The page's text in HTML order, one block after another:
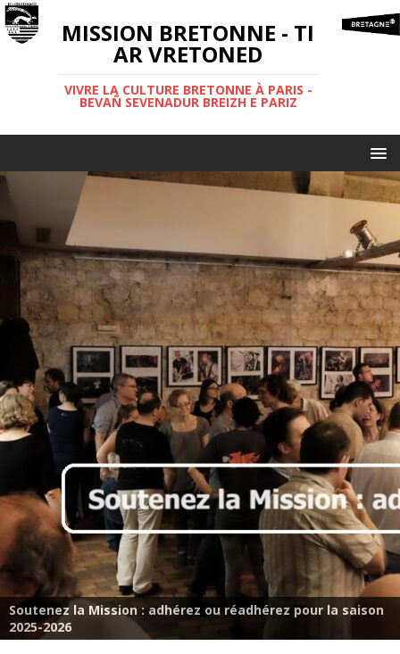
MISSION BRETONNE - TI
AR VRETONED
VIVRE LA CULTURE BRETONNE À PARIS -
BEVAÑ SEVENADUR BREIZH E PARIZ
Soutenez la Mission : adhérez ou réadhérez pour la saison
2025-2026